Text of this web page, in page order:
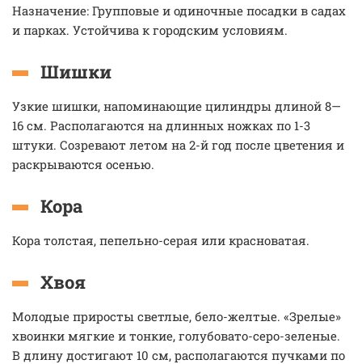
Назначение: Групповые и одиночные посадки в садах
и парках. Устойчива к городским условиям.
Шишки
Узкие шишки, напоминающие цилиндры длиной 8—
16 см. Располагаются на длинных ножках по 1-3
штуки. Созревают летом на 2-й год после цветения и
раскрываются осенью.
Кора
Кора толстая, пепельно-серая или красноватая.
Хвоя
Молодые приросты светлые, бело-желтые. «Зрелые»
хвоинки мягкие и тонкие, голубовато-серо-зеленые.
В длину достигают 10 см, располагаются пучками по